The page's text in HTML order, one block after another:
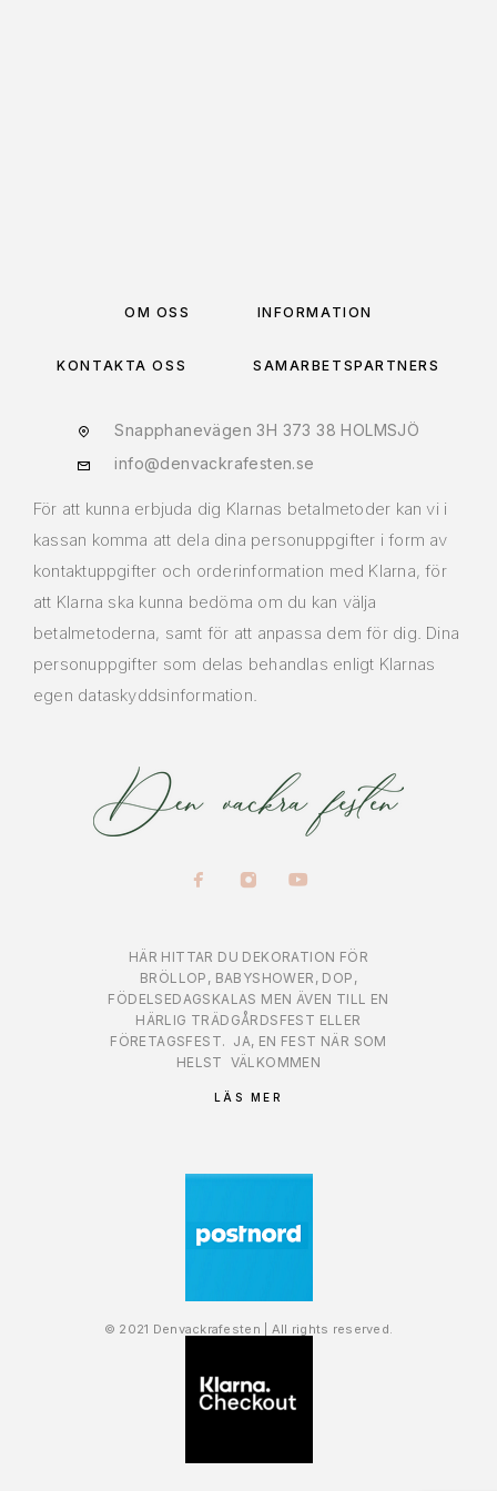
OM OSS INFORMATION
KONTAKTA OSS SAMARBETSPARTNERS
Snapphanevägen 3H 373 38 HOLMSJÖ
info@denvackrafesten.se
För att kunna erbjuda dig Klarnas betalmetoder kan vi i
kassan komma att dela dina personuppgifter i form av
kontaktuppgifter och orderinformation med Klarna, för
att Klarna ska kunna bedöma om du kan välja
betalmetoderna, samt för att anpassa dem för dig. Dina
personuppgifter som delas behandlas enligt Klarnas
egen dataskyddsinformation.
HÄR HITTAR DU DEKORATION FÖR
BRÖLLOP, BABYSHOWER, DOP,
FÖDELSEDAGSKALAS MEN ÄVEN TILL EN
HÄRLIG TRÄDGÅRDSFEST ELLER
FÖRETAGSFEST. JA, EN FEST NÄR SOM
HELST VÄLKOMMEN
LÄS MER
© 2021 Denvackrafesten | All rights reserved.